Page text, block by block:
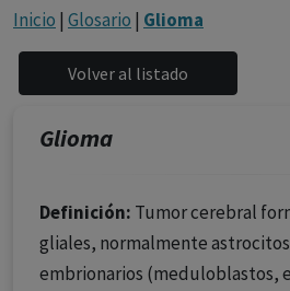
fármacos se facilita a título
siendo responsabilidad de los
facultados prescribir
caso concreto, el tratamiento
Inicio | Glosario | Glioma
Glioma
Definición: Tumor cerebral
gliales, normalmente
embrionarios (meduloblastos,